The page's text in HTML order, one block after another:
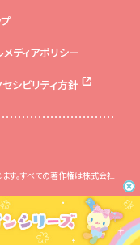
ディアポリシー
セシビリティ方針
す。すべての著作権は株式会社
社サンリオ